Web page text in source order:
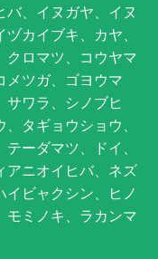
、イヌガヤ、イヌ
カイブキ、カヤ、
クロマツ、コウヤマ
メツガ、ゴヨウマ
サワラ、シノブヒ
タギョウショウ、
ーダマツ、ドイ、
アニオイヒバ、ネズ
イビャクシン、ヒノ
モミノキ、ラカンマ